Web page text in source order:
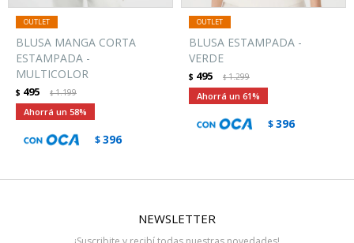
BLUSA MANGA CORTA
ESTAMPADA -
MULTICOLOR
$ 495 $1.199
58
$396
BLUSA ESTAMPADA -
VERDE
$ 495 $1.299
61
$396
NEWSLETTER